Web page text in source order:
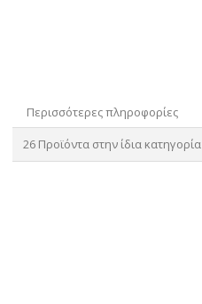
Περισσότερες πληροφορίες
26 Προϊόντα στην ίδια κατηγορία